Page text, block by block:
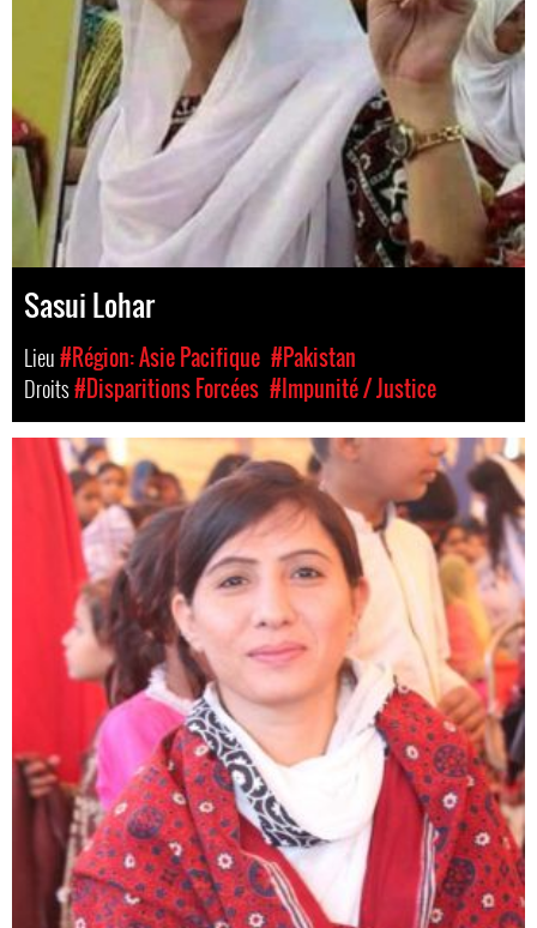
Sasui Lohar
Lieu#Région: Asie Pacifique #Pakistan
Droits#Disparitions Forcées #Impunité / Justice